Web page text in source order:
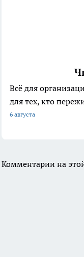
Всё для
для тех, кто
6 августа
Комментарии на